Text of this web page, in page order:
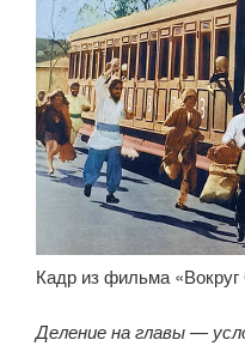
Кадр из фильма
Деление на главы —